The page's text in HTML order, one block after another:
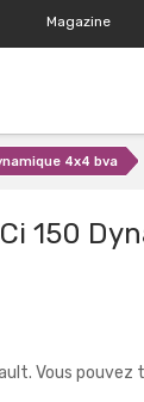
Magazine
4x4 bva
150
Vous pouvez